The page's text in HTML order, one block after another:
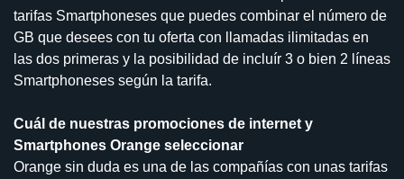
tarifas Smartphoneses que puedes combinar el número de
GB que desees con tu oferta con llamadas ilimitadas en
las dos primeras y la posibilidad de incluír 3 o bien 2 líneas
Smartphoneses según la tarifa.
Cuál de nuestras promociones de internet y
Smartphones Orange seleccionar
Orange sin duda es una de las compañías con unas tarifas